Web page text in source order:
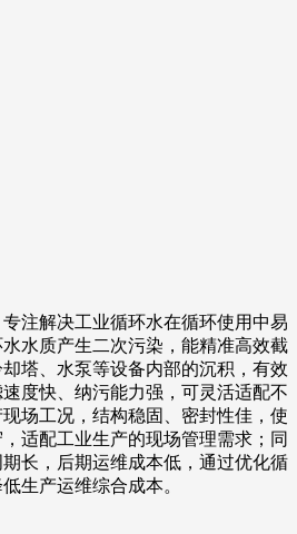
注解决工业循环水在循环使用中易
水质产生二次污染，能精准高效截
塔、水泵等设备内部的沉积，有效
度快、纳污能力强，可灵活适配不
场工况，结构稳固、密封性佳，使
适配工业生产的现场管理需求；同
长，后期运维成本低，通过优化循
生产运维综合成本。